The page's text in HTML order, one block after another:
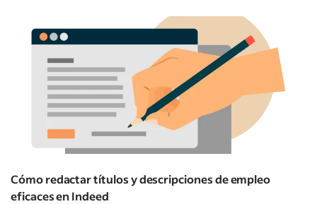
Cómo redactar títulos y descripciones de empleo
eficaces en Indeed